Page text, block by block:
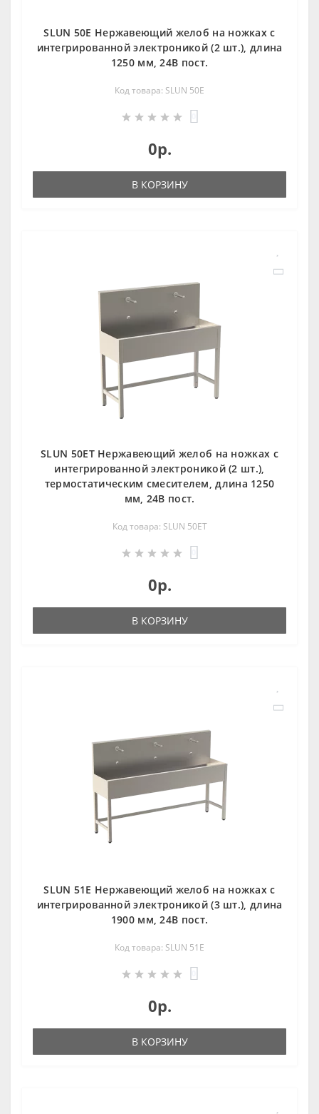
SLUN 50E Нержавеющий желоб на ножках с
интегрированной электроникой (2 шт.), длина
1250 мм, 24В пост.
Код товара: SLUN 50E
0р.
В КОРЗИНУ
SLUN 50ET Нержавеющий желоб на ножках с
интегрированной электроникой (2 шт.),
термостатическим смесителем, длина 1250
мм, 24В пост.
Код товара: SLUN 50ET
0р.
В КОРЗИНУ
SLUN 51E Нержавеющий желоб на ножках с
интегрированной электроникой (3 шт.), длина
1900 мм, 24В пост.
Код товара: SLUN 51E
0р.
В КОРЗИНУ